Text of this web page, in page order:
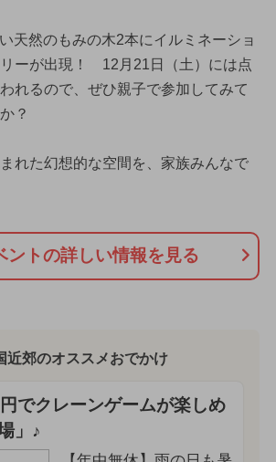
天然のもみの木2本にイルミネーショ
ーが出現！ 12月21日（土）には点
れるので、ぜひ親子で参加してみて
？
れた幻想的な空間を、家族みんなで
ントの詳しい情報を見る
近郊のオススメおでかけ
でクレーンゲームが楽しめ
」♪